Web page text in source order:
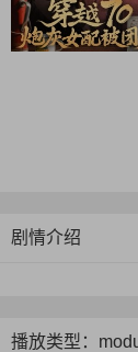
剧情介绍
播放类型：